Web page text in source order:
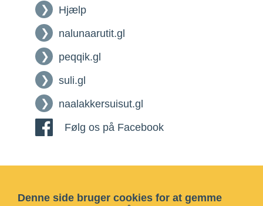
Hjælp
nalunaarutit.gl
peqqik.gl
suli.gl
naalakkersuisut.gl
Følg os på Facebook
Denne side bruger cookies for at gemme